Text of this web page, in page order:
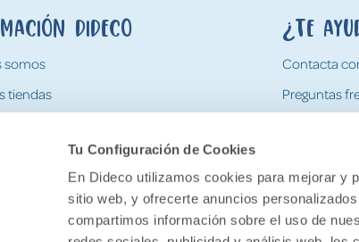
Tu Configuración de Cookies
En Dideco utilizamos cookies para mejorar y
sitio web, y ofrecerte anuncios
compartimos información sobre el uso de
Dideco
somos
tiendas
Dideco
¿Te
Contacta
Preguntas